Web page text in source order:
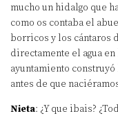
mucho un hidalgo que
como os contaba el
borricos y los cántaros
directamente el agua
ayuntamiento
antes de que
Nieta: ¿Y que ibais?